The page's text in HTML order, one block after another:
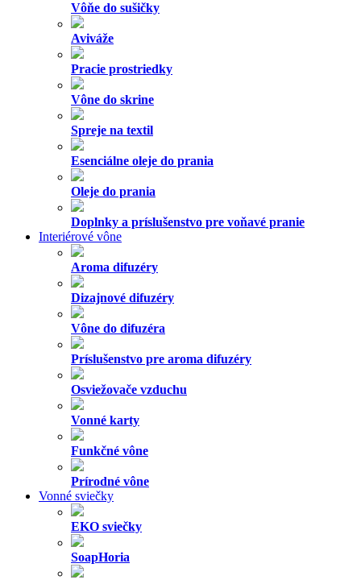
Vôňe do sušičky
Aviváže
Pracie prostriedky
Vône do skrine
Spreje na textil
Esenciálne oleje do prania
Oleje do prania
Doplnky a príslušenstvo pre voňavé pranie
Interiérové vône
Aroma difuzéry
Dizajnové difuzéry
Vône do difuzéra
Príslušenstvo pre aroma difuzéry
Osviežovače vzduchu
Vonné karty
Funkčné vône
Prírodné vône
Vonné sviečky
EKO sviečky
SoapHoria